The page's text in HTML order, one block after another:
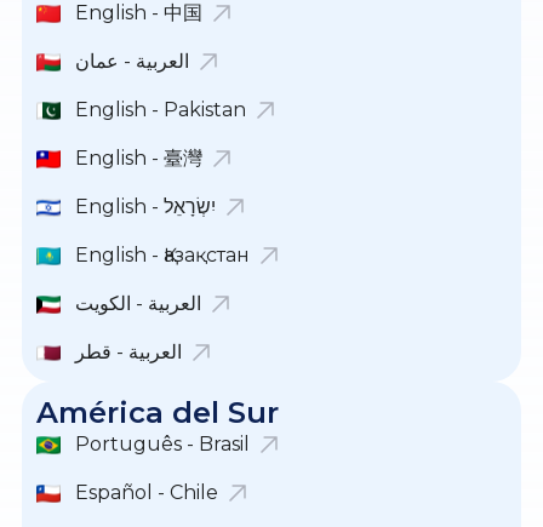
English - 中国
العربية - عمان
English - Pakistan
English - 臺灣
English - יִשְׂרָאֵל
English - Қазақстан
العربية - الكويت
العربية - قطر
América del Sur
Português - Brasil
Español - Chile